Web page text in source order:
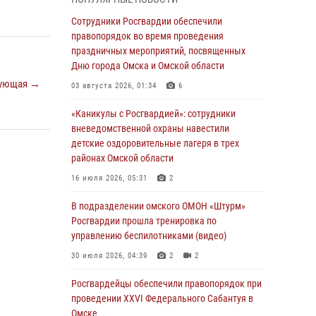
→
Всероссийская акция «Каникулы с
Росгвардией» продолжается в Омской
области
31 июля 2026, 09:22 1
Росгвардии прошла тренировка по
управлению беспилотниками (видео)
30 июля 2026, 04:39 2 2
Росгвардия обеспечила безопасность
Победы» в Омске
29 июля 2026, 01:49 2
Росгвардейцы приняли участие в крестном
28 июля 2026, 01:44 6
Сотрудники Росгвардии обеспечили
правопорядок во время проведения
праздничных мероприятий, посвященных
Дню города Омска и Омской области
03 августа 2026, 01:34 6
«Каникулы с Росгвардией»: сотрудники
вневедомственной охраны навестили
детские оздоровительные лагеря в трех
районах Омской области
16 июля 2026, 05:31 2
В подразделении омского ОМОН «Штурм»
Росгвардии прошла тренировка по
управлению беспилотниками (видео)
30 июля 2026, 04:39 2 2
Росгвардейцы обеcпечили правопорядок при
проведении XXVI Федерального Сабантуя в
Омске